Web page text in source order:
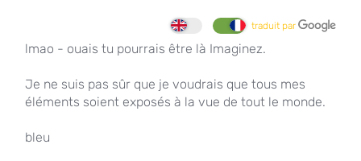
traduit par
lmao - ouais tu pourrais être là Imaginez.
Je ne suis pas sûr que je voudrais que tous mes
éléments soient exposés à la vue de tout le monde.
bleu